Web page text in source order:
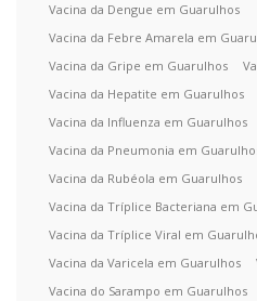
Vacina da Dengue em Guarulhos
Vacina da Febre Amarela em
Vacina da Gripe em Guarulhos
Vacina da Hepatite em Guarulhos
Vacina da Influenza em Guarulhos
Vacina da Pneumonia em
Vacina da Rubéola em Guarulhos
Vacina da Tríplice Bacteriana em
Vacina da Tríplice Viral em
Vacina da Varicela em Guarulhos
Vacina do Sarampo em Guarulhos